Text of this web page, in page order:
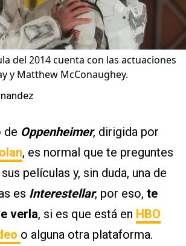
del 2014 cuenta con las actuaciones
y Matthew McConaughey.
de Oppenheimer, dirigida por
, es normal que te preguntes
películas y, sin duda, una de
es Interestellar, por eso, te
verla, si es que está en HBO
o alguna otra plataforma.